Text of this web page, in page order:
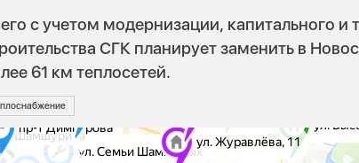
с учетом модернизации, капитального и
СГК планирует заменить в
61 км теплосетей.